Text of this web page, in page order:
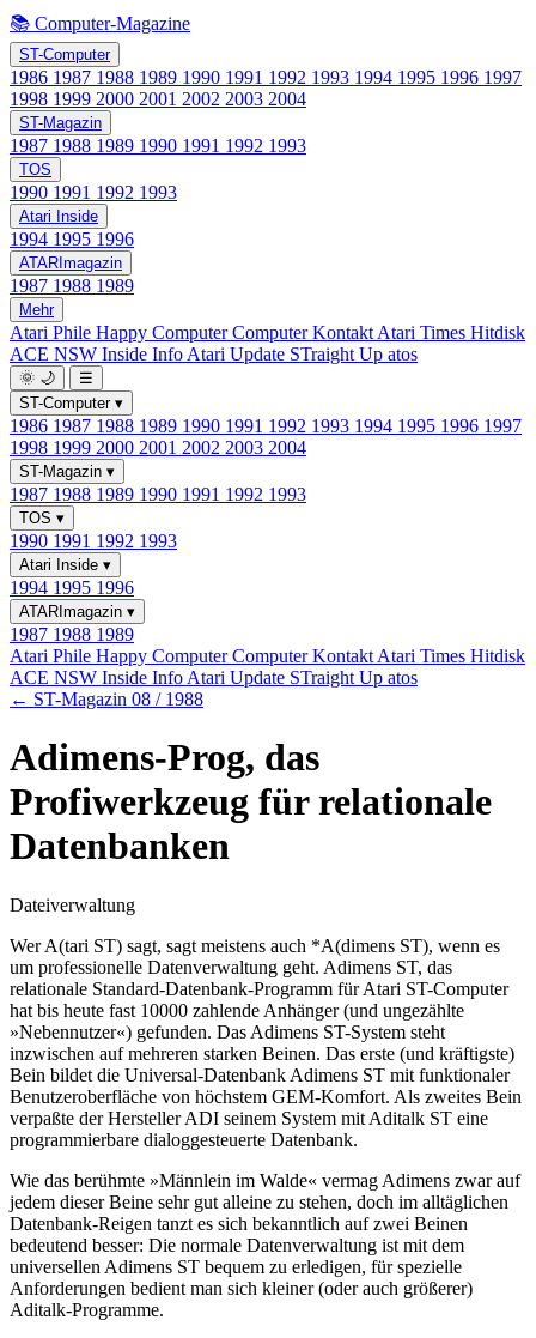
📚 Computer-Magazine
ST-Computer
1986 1987 1988 1989 1990 1991 1992 1993 1994 1995 1996 1997
1998 1999 2000 2001 2002 2003 2004
ST-Magazin
1987 1988 1989 1990 1991 1992 1993
TOS
1990 1991 1992 1993
Atari Inside
1994 1995 1996
ATARImagazin
1987 1988 1989
Mehr
Atari Phile Happy ComputerComputer Kontakt Atari Times Hitdisk
ACE NSW Inside Info Atari Update STraight Up atos
🌞 🌙
☰
ST-Computer ▾
1986 1987 1988 1989 1990 1991 1992 1993 1994 1995 1996 1997
1998 1999 2000 2001 2002 2003 2004
ST-Magazin ▾
1987 1988 1989 1990 1991 1992 1993
TOS ▾
1990 1991 1992 1993
Atari Inside ▾
1994 1995 1996
ATARImagazin ▾
1987 1988 1989
Atari Phile Happy ComputerComputer Kontakt Atari Times Hitdisk
ACE NSW Inside Info Atari Update STraight Up atos
← ST-Magazin 08 / 1988
Adimens-Prog, das
Profiwerkzeug für relationale
Datenbanken
Dateiverwaltung
Wer A(tari ST) sagt, sagt meistens auch *A(dimens ST), wenn es
um professionelle Datenverwaltung geht. Adimens ST, das
relationale Standard-Datenbank-Programm für Atari ST-Computer
hat bis heute fast 10000 zahlende Anhänger (und ungezählte
»Nebennutzer«) gefunden. Das Adimens ST-System steht
inzwischen auf mehreren starken Beinen. Das erste (und kräftigste)
Bein bildet die Universal-Datenbank Adimens ST mit funktionaler
Benutzeroberfläche von höchstem GEM-Komfort. Als zweites Bein
verpaßte der Hersteller ADI seinem System mit Aditalk ST eine
programmierbare dialoggesteuerte Datenbank.
Wie das berühmte »Männlein im Walde« vermag Adimens zwar auf
jedem dieser Beine sehr gut alleine zu stehen, doch im alltäglichen
Datenbank-Reigen tanzt es sich bekanntlich auf zwei Beinen
bedeutend besser: Die normale Datenverwaltung ist mit dem
universellen Adimens ST bequem zu erledigen, für spezielle
Anforderungen bedient man sich kleiner (oder auch größerer)
Aditalk-Programme.